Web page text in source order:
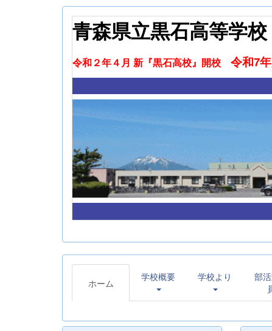
青森県立黒石高等学校
令和２年４月 新『黒石高校』開校 令和7
ホーム
学校概要 学校より
部